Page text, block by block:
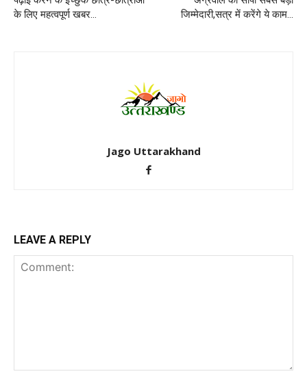
के लिए महत्वपूर्ण खबर…
जिम्मेदारी,सत्र में करेंगे ये काम…
Jago Uttarakhand
LEAVE A REPLY